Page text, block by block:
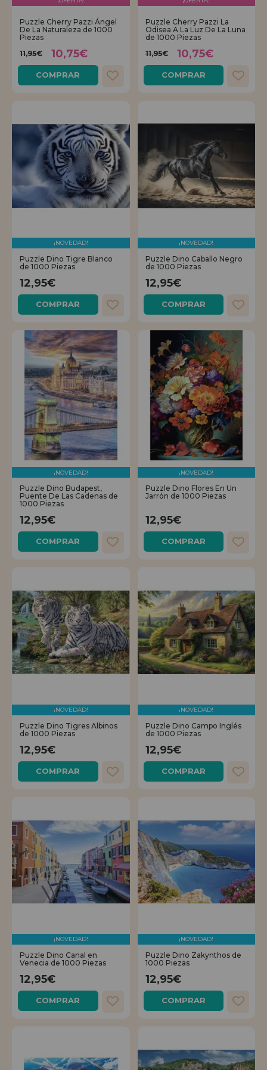
REGISTRO DISTRIBUIDOR
Puzzle Cherry Pazzi Ángel
De La Naturaleza de 1000
Piezas
11,95€
10,75€
COMPRAR
Puzzle Cherry Pazzi La
Odisea A La Luz De La Luna
de 1000 Piezas
11,95€
10,75€
COMPRAR
¡NOVEDAD!
Puzzle Dino Tigre Blanco
de 1000 Piezas
12,95€
COMPRAR
¡NOVEDAD!
Puzzle Dino Caballo Negro
de 1000 Piezas
12,95€
COMPRAR
¡NOVEDAD!
Puzzle Dino Budapest,
Puente De Las Cadenas de
1000 Piezas
12,95€
COMPRAR
¡NOVEDAD!
Puzzle Dino Flores En Un
Jarrón de 1000 Piezas
12,95€
COMPRAR
¡NOVEDAD!
Puzzle Dino Tigres Albinos
de 1000 Piezas
12,95€
COMPRAR
¡NOVEDAD!
Puzzle Dino Campo Inglés
de 1000 Piezas
12,95€
COMPRAR
¡NOVEDAD!
Puzzle Dino Canal en
Venecia de 1000 Piezas
12,95€
COMPRAR
¡NOVEDAD!
Puzzle Dino Zakynthos de
1000 Piezas
12,95€
COMPRAR